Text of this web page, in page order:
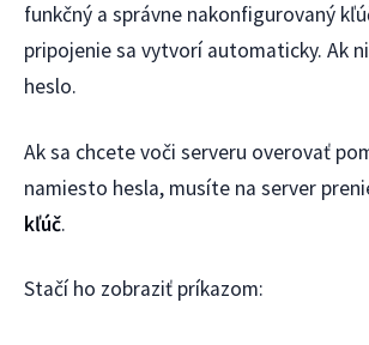
funkčný a správne nakonfigurovaný
pripojenie sa vytvorí automaticky. Ak
heslo.
Ak sa chcete voči serveru overovať
namiesto hesla, musíte na server
kľúč.
Stačí ho zobraziť príkazom: